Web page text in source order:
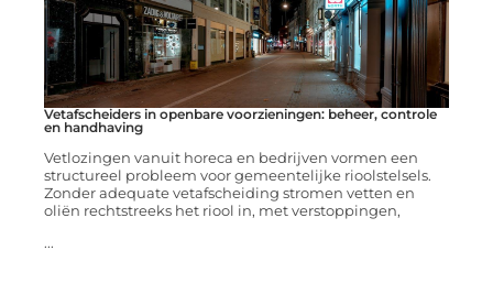
Vetafscheiders in openbare voorzieningen: beheer, controle
en handhaving
Vetlozingen vanuit horeca en bedrijven vormen een
structureel probleem voor gemeentelijke rioolstelsels.
Zonder adequate vetafscheiding stromen vetten en
oliën rechtstreeks het riool in, met verstoppingen,
...